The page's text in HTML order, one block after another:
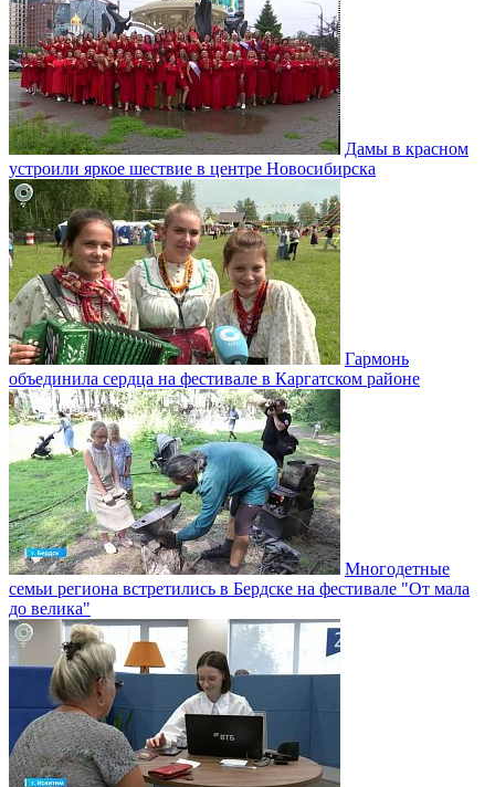
Дамы в красном
устроили яркое шествие в центре Новосибирска
Гармонь
объединила сердца на фестивале в Каргатском районе
Многодетные
семьи региона встретились в Бердске на фестивале "От мала
до велика"